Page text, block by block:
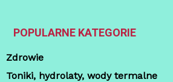
POPULARNE KATEGORIE
Zdrowie
Toniki, hydrolaty, wody termalne